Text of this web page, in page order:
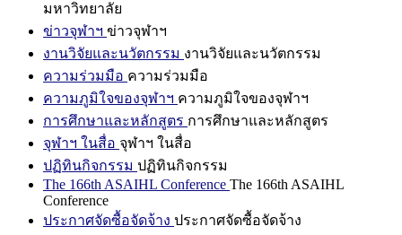
มหาวิทยาลัย
ข่าวจุฬาฯ ข่าวจุฬาฯ
งานวิจัยและนวัตกรรม งานวิจัยและนวัตกรรม
ความร่วมมือ ความร่วมมือ
ความภูมิใจของจุฬาฯ ความภูมิใจของจุฬาฯ
การศึกษาและหลักสูตร การศึกษาและหลักสูตร
จุฬาฯ ในสื่อ จุฬาฯ ในสื่อ
ปฏิทินกิจกรรม ปฏิทินกิจกรรม
The 166th ASAIHL Conference The 166th ASAIHL
Conference
ประกาศจัดซื้อจัดจ้าง ประกาศจัดซื้อจัดจ้าง